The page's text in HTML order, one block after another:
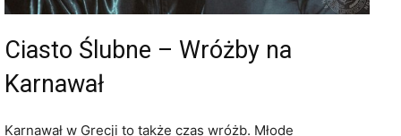
Ciasto Ślubne – Wróżby na
Karnawał
Karnawał w Grecji to także czas wróżb. Młode